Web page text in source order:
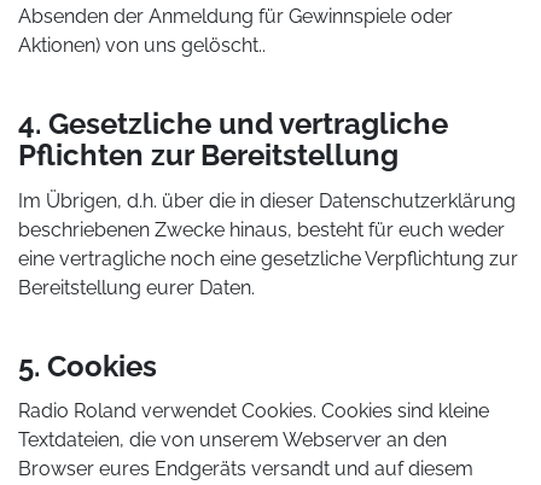
Absenden der Anmeldung für Gewinnspiele oder
Aktionen) von uns gelöscht..
4. Gesetzliche und vertragliche
Pflichten zur Bereitstellung
Im Übrigen, d.h. über die in dieser Datenschutzerklärung
beschriebenen Zwecke hinaus, besteht für euch weder
eine vertragliche noch eine gesetzliche Verpflichtung zur
Bereitstellung eurer Daten.
5. Cookies
Radio Roland verwendet Cookies. Cookies sind kleine
Textdateien, die von unserem Webserver an den
Browser eures Endgeräts versandt und auf diesem